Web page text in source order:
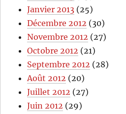
Janvier 2013 (25)
Décembre 2012 (30)
Novembre 2012 (27)
Octobre 2012 (21)
Septembre 2012 (28)
Août 2012 (20)
Juillet 2012 (27)
Juin 2012 (29)